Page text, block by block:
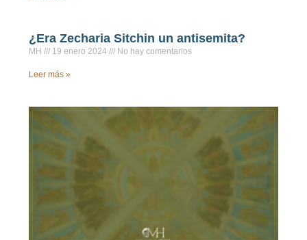
¿Era Zecharia Sitchin un antisemita?
MH 19 enero 2024 No hay comentarios
Leer más »